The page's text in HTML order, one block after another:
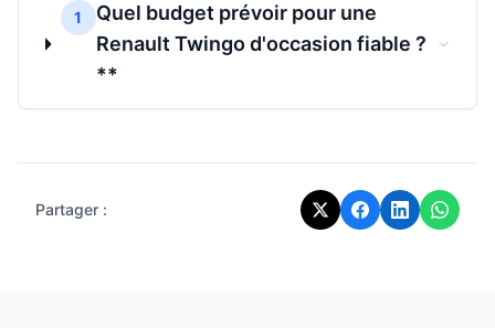
1
Quel budget prévoir pour une
Renault Twingo d'occasion fiable ?
**
Partager :